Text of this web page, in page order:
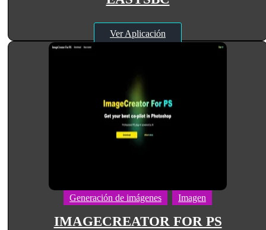
Ver Aplicación
Generación de imágenes Imagen
IMAGECREATOR FOR PS